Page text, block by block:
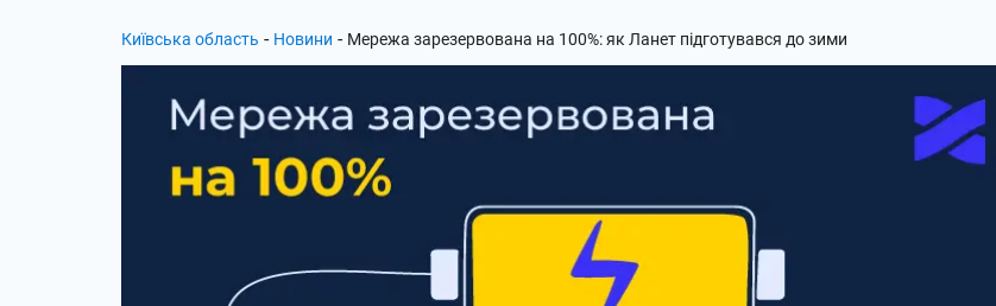
Київська область - Новини - Мережа зарезервована на 100%: як Ланет підготувався до зими